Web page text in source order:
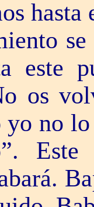
hasta
este
os
no